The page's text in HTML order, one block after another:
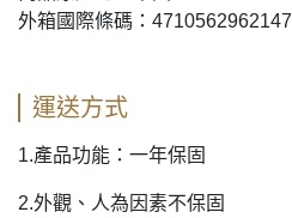
外箱國際條碼：4710562962147
運送方式
1.產品功能：一年保固
2.外觀、人為因素不保固